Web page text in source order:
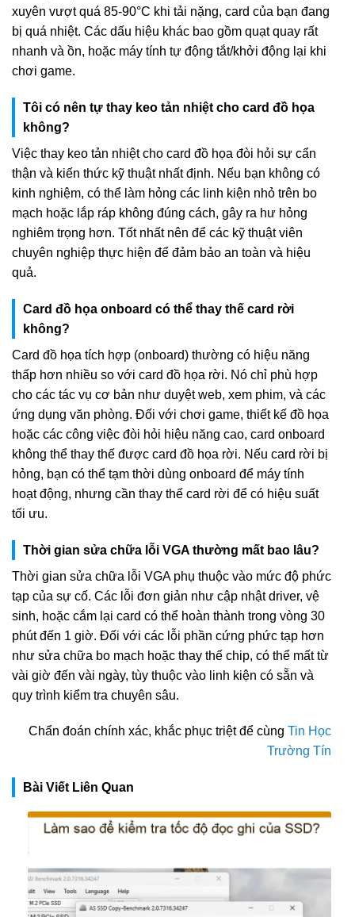
xuyên vượt quá 85-90°C khi tải nặng, card của bạn đang
bị quá nhiệt. Các dấu hiệu khác bao gồm quạt quay rất
nhanh và ồn, hoặc máy tính tự động tắt/khởi động lại khi
chơi game.
Tôi có nên tự thay keo tản nhiệt cho card đồ họa
không?
Việc thay keo tản nhiệt cho card đồ họa đòi hỏi sự cẩn
thận và kiến thức kỹ thuật nhất định. Nếu bạn không có
kinh nghiệm, có thể làm hỏng các linh kiện nhỏ trên bo
mạch hoặc lắp ráp không đúng cách, gây ra hư hỏng
nghiêm trọng hơn. Tốt nhất nên để các kỹ thuật viên
chuyên nghiệp thực hiện để đảm bảo an toàn và hiệu
quả.
Card đồ họa onboard có thể thay thế card rời
không?
Card đồ họa tích hợp (onboard) thường có hiệu năng
thấp hơn nhiều so với card đồ họa rời. Nó chỉ phù hợp
cho các tác vụ cơ bản như duyệt web, xem phim, và các
ứng dụng văn phòng. Đối với chơi game, thiết kế đồ họa
hoặc các công việc đòi hỏi hiệu năng cao, card onboard
không thể thay thế được card đồ họa rời. Nếu card rời bị
hỏng, bạn có thể tạm thời dùng onboard để máy tính
hoạt động, nhưng cần thay thế card rời để có hiệu suất
tối ưu.
Thời gian sửa chữa lỗi VGA thường mất bao lâu?
Thời gian sửa chữa lỗi VGA phụ thuộc vào mức độ phức
tạp của sự cố. Các lỗi đơn giản như cập nhật driver, vệ
sinh, hoặc cắm lại card có thể hoàn thành trong vòng 30
phút đến 1 giờ. Đối với các lỗi phần cứng phức tạp hơn
như sửa chữa bo mạch hoặc thay thế chip, có thể mất từ
vài giờ đến vài ngày, tùy thuộc vào linh kiện có sẵn và
quy trình kiểm tra chuyên sâu.
Chẩn đoán chính xác, khắc phục triệt để cùng Tin Học
Trường Tín
Bài Viết Liên Quan